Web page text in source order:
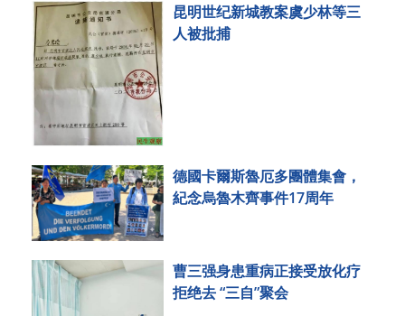
昆明世纪新城教案虞少林等三
人被批捕
德國卡爾斯魯厄多團體集會，
紀念烏魯木齊事件17周年
曹三强身患重病正接受放化疗
拒绝去 “三自”聚会